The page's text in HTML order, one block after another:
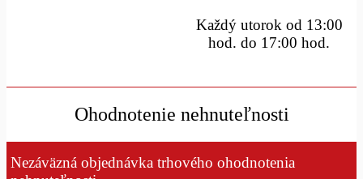
Každý utorok od 13:00
hod. do 17:00 hod.
Ohodnotenie nehnuteľnosti
Nezáväzná objednávka trhového ohodnotenia